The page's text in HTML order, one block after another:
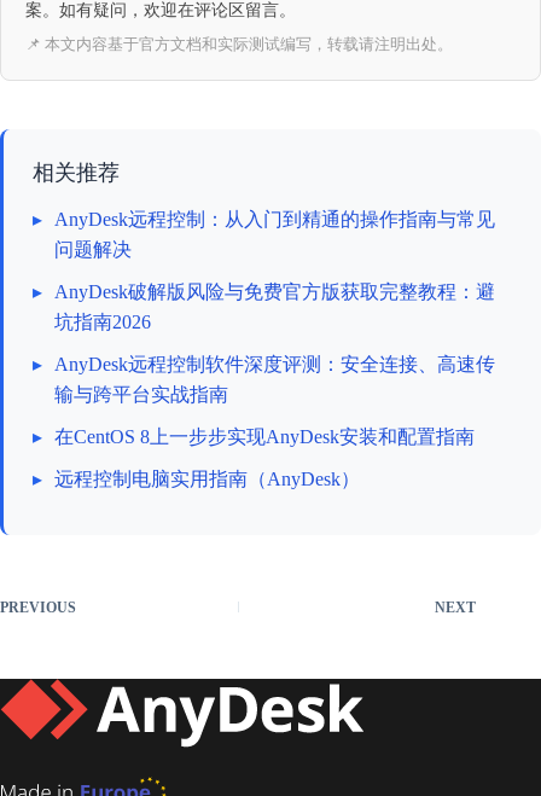
案。如有疑问，欢迎在评论区留言。
📌 本文内容基于官方文档和实际测试编写，转载请注明出处。
相关推荐
▸
AnyDesk远程控制：从入门到精通的操作指南与常见
问题解决
▸
AnyDesk破解版风险与免费官方版获取完整教程：避
坑指南2026
▸
AnyDesk远程控制软件深度评测：安全连接、高速传
输与跨平台实战指南
▸ 在CentOS 8上一步步实现AnyDesk安装和配置指南
▸ 远程控制电脑实用指南（AnyDesk）
PREVIOUS NEXT